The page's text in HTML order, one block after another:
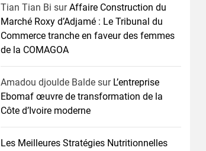
Tian Tian Bi surAffaire Construction du
Marché Roxy d’Adjamé : Le Tribunal du
Commerce tranche en faveur des femmes
de la COMAGOA
Amadou djoulde Balde sur L’entreprise
Ebomaf œuvre de transformation de la
Côte d’Ivoire moderne
Les Meilleures Stratégies Nutritionnelles